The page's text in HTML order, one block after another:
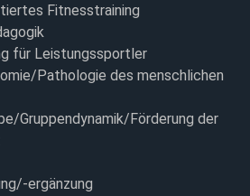
Fitnesstraining
für Leistungssportler
Pathologie des menschlichen
Gruppendynamik/Förderung der
ergänzung